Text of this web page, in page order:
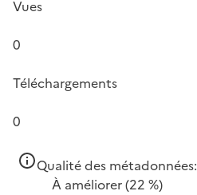
Vues
0
Téléchargements
0
Qualité des métadonnées:
À améliorer(22 %)